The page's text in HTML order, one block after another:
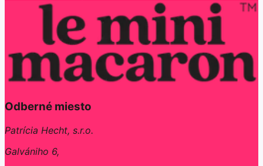
Odberné miesto
Patrícia Hecht, s.r.o.
Galvániho 6,